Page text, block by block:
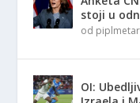
stoji u
od piplmetar
OI: